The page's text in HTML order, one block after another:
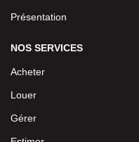
Présentation
NOS SERVICES
Acheter
Louer
Gérer